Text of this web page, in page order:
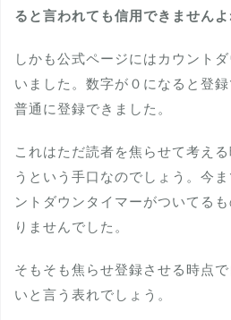
ると言われても信用できませんよ
しかも公式ページにはカウント
いました。数字が０になると登録
普通に登録できました。
これはただ読者を焦らせて考え
うという手口なのでしょう。今
ントダウンタイマーがついてる
りませんでした。
そもそも焦らせ登録させる時点
いと言う表れでしょう。